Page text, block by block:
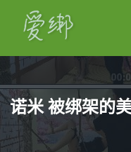
诺米 被绑架的